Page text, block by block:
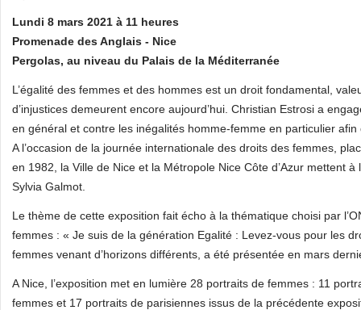
Lundi 8 mars 2021 à 11 heures
Promenade des Anglais - Nice
Pergolas, au niveau du Palais de la Méditerranée
L’égalité des femmes et des hommes est un droit fondamental,
d’injustices demeurent encore aujourd’hui. Christian Estrosi a
en général et contre les inégalités homme-femme en particulier
A l’occasion de la journée internationale des droits des femmes,
en 1982, la Ville de Nice et la Métropole Nice Côte d’Azur mettent
Sylvia Galmot.
Le thème de cette exposition fait écho à la thématique choisi par
femmes : « Je suis de la génération Egalité : Levez-vous pour les
femmes venant d’horizons différents, a été présentée en mars
A Nice, l’exposition met en lumière 28 portraits de femmes : 11
femmes et 17 portraits de parisiennes issus de la précédente